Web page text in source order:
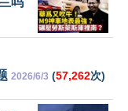
2026/6/3 (57,262次)